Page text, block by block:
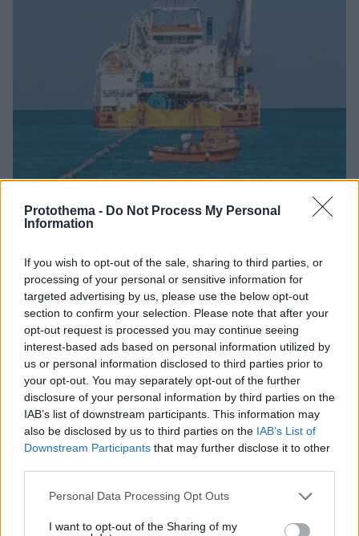
Protothema - Do Not Process My Personal
Information
If you wish to opt-out of the sale, sharing to third parties, or
processing of your personal or sensitive information for
targeted advertising by us, please use the below opt-out
section to confirm your selection. Please note that after your
opt-out request is processed you may continue seeing
interest-based ads based on personal information utilized by
us or personal information disclosed to third parties prior to
your opt-out. You may separately opt-out of the further
disclosure of your personal information by third parties on the
IAB’s list of downstream participants. This information may
also be disclosed by us to third parties on the IAB’s List of
Downstream Participants that may further disclose it to other
Please note that this website/app uses one or more Google
not limited to your visit or usage behaviour. You may click to
Personal Data Processing Opt Outs
I want to opt-out of the Sharing of my
Η Γαλλία μπήκε στο καλώδιο, η Τουρκία... στην
πρίζα: Σπασμωδικές κινήσεις της Άγκυρας με
παραβιάσεις και αδιαλλαξία στο Κυπριακό
09.08.2026, 17:36